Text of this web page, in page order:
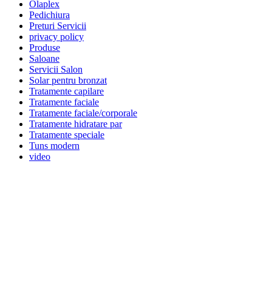
Olaplex
Pedichiura
Preturi Servicii
privacy policy
Produse
Saloane
Servicii Salon
Solar pentru bronzat
Tratamente capilare
Tratamente faciale
Tratamente faciale/corporale
Tratamente hidratare par
Tratamente speciale
Tuns modern
video